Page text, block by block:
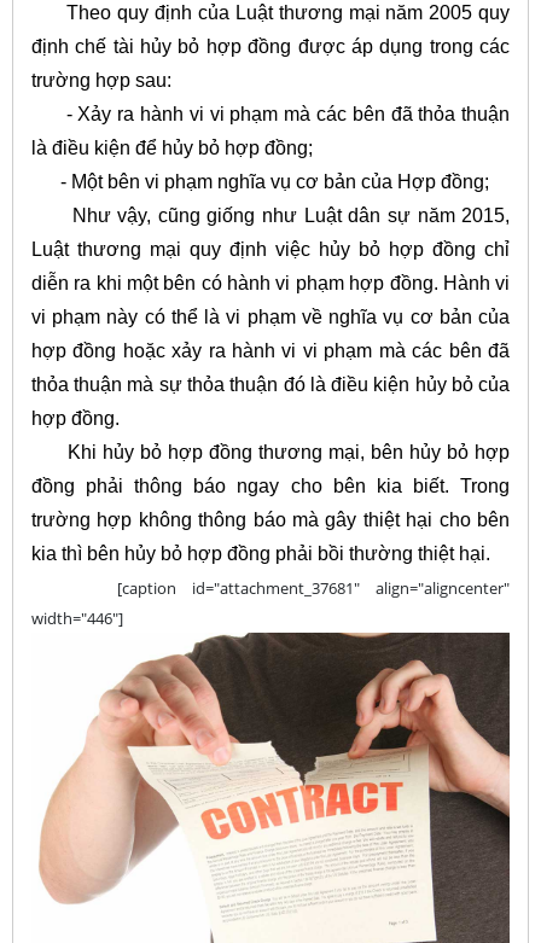
Theo quy định của Luật thương mại năm 2005 quy
định chế tài hủy bỏ hợp đồng được áp dụng trong các
trường hợp sau:
- Xảy ra hành vi vi phạm mà các bên đã thỏa thuận
là điều kiện để hủy bỏ hợp đồng;
- Một bên vi phạm nghĩa vụ cơ bản của Hợp đồng;
Như vậy, cũng giống như Luật dân sự năm 2015,
Luật thương mại quy định việc hủy bỏ hợp đồng chỉ
diễn ra khi một bên có hành vi phạm hợp đồng. Hành vi
vi phạm này có thể là vi phạm về nghĩa vụ cơ bản của
hợp đồng hoặc xảy ra hành vi vi phạm mà các bên đã
thỏa thuận mà sự thỏa thuận đó là điều kiện hủy bỏ của
hợp đồng.
Khi hủy bỏ hợp đồng thương mại, bên hủy bỏ hợp
đồng phải thông báo ngay cho bên kia biết. Trong
trường hợp không thông báo mà gây thiệt hại cho bên
kia thì bên hủy bỏ hợp đồng phải bồi thường thiệt hại.
[caption id="attachment_37681" align="aligncenter"
width="446"]